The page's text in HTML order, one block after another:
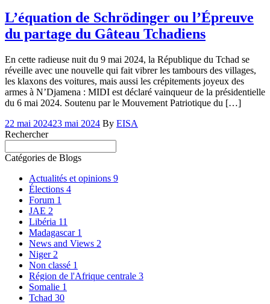
L’équation de Schrödinger ou l’Épreuve
du partage du Gâteau Tchadiens
En cette radieuse nuit du 9 mai 2024, la République du Tchad se
réveille avec une nouvelle qui fait vibrer les tambours des villages,
les klaxons des voitures, mais aussi les crépitements joyeux des
armes à N’Djamena : MIDI est déclaré vainqueur de la présidentielle
du 6 mai 2024. Soutenu par le Mouvement Patriotique du […]
22 mai 202423 mai 2024 By EISA
Rechercher
Catégories de Blogs
Actualités et opinions 9
Élections 4
Forum 1
JAE 2
Libéria 11
Madagascar 1
News and Views 2
Niger 2
Non classé 1
Région de l'Afrique centrale 3
Somalie 1
Tchad 30